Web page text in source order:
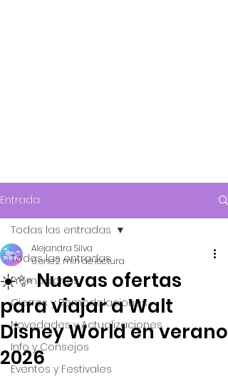
Entrada
Todas las entradas
Promociones
Cierres y Remodelaciones
Novedades y Actualizaciones
Info y Consejos
Eventos y Festivales
Todas las entradas
☀️✨ Nuevas ofertas
para viajar a Walt
Disney World en verano
2026
Alejandra Silva
6 ene2 min de lectura